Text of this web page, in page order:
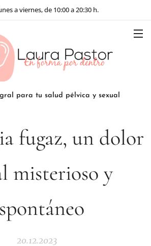
a viernes, de 10:00 a 20:30 h.
para tu salud pélvica y sexual
fugaz, un dolor
misterioso y
20.12.2023